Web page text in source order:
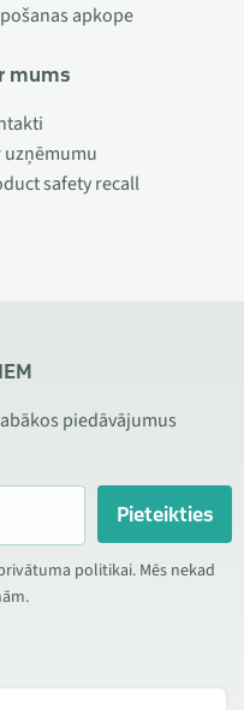
apkope
mums
uzņēmumu
safety recall
piedāvājumus
Pieteikties
politikai. Mēs nekad